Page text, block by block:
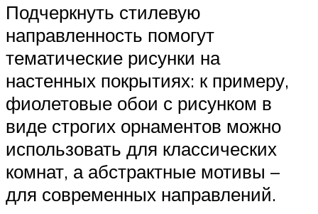
Подчеркнуть стилевую
направленность помогут
тематические рисунки на
настенных покрытиях: к примеру,
фиолетовые обои с рисунком в
виде строгих орнаментов можно
использовать для классических
комнат, а абстрактные мотивы –
для современных направлений.